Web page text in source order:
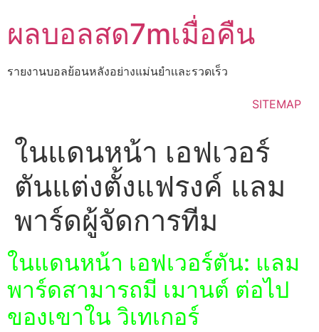
to
content
ผลบอลสด7mเมื่อคืน
รายงานบอลย้อนหลังอย่างแม่นยำเเละรวดเร็ว
SITEMAP
ในแดนหน้า เอฟเวอร์
ตันแต่งตั้งแฟรงค์ แลม
พาร์ดผู้จัดการทีม
ในแดนหน้า เอฟเวอร์ตัน: แลม
พาร์ดสามารถมี เมานต์ ต่อไป
ของเขาใน วิเทเกอร์